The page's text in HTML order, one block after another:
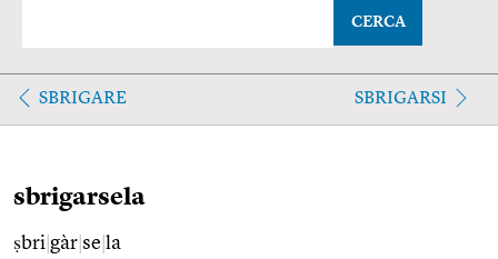
CERCA
SBRIGARE SBRIGARSI
sbrigarsela
ṣbri gàr se la